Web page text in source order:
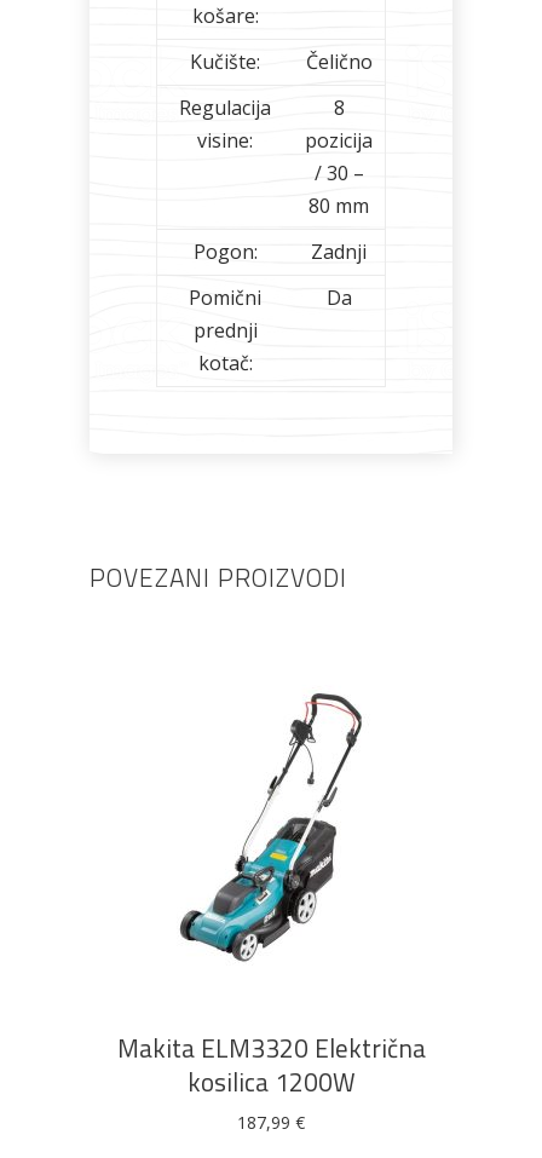
košare:
Kučište:
Čelično
Regulacija
visine:
8
pozicija
/ 30 –
80 mm
Pogon:
Zadnji
Pomični
prednji
kotač:
Da
POVEZANI PROIZVODI
DODAJ U KOŠARICU
Makita ELM3320 Električna
kosilica 1200W
187,99 €